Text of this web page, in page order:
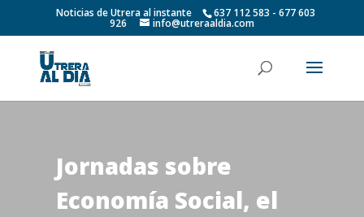
Noticias de Utrera al instante 637 112 583 - 677 603
926 info@utreraaldia.com
Jornadas sobre
Economía Social, el